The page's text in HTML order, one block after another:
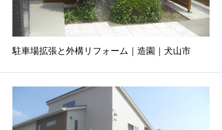
駐車場拡張と外構リフォーム｜造園｜犬山市